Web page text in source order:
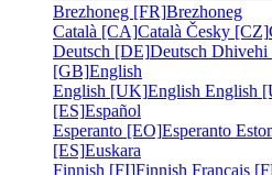
Brezhoneg [FR]Brezhoneg
Català [CA]Català Česky [CZ]
Deutsch [DE]Deutsch
[GB]English
English [UK]English English
[ES]Español
Esperanto [EO]Esperanto
[ES]Euskara
Finnish [FI]Finnish Français